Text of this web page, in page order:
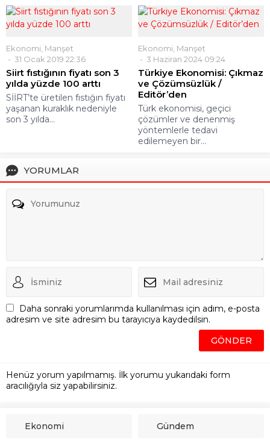
Ekonomi Manşet
31 Ocak 2019 22:36
Siirt fıstığının fiyatı son 3
yılda yüzde 100 arttı
SİİRT’te üretilen fıstığın fiyatı
yaşanan kuraklık nedeniyle
son 3 yılda...
Ekonomi Manşet
3 Haziran 2024 09:24
Türkiye Ekonomisi: Çıkmaz
ve Çözümsüzlük /
Editör’den
Türk ekonomisi, geçici
çözümler ve denenmiş
yöntemlerle tedavi
edilemeyen bir...
YORUMLAR
Daha sonraki yorumlarımda kullanılması için adım, e-posta
adresim ve site adresim bu tarayıcıya kaydedilsin.
Henüz yorum yapılmamış. İlk yorumu yukarıdaki form
aracılığıyla siz yapabilirsiniz.
Ekonomi Gündem